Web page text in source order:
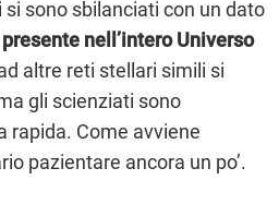
sono sbilanciati con un dato
presente nell’intero Universo
altre reti stellari simili si
gli scienziati sono
rapida. Come avviene
pazientare ancora un po’.